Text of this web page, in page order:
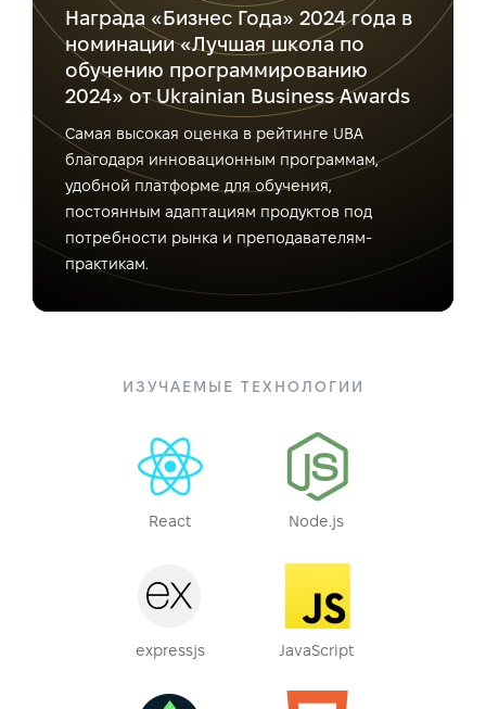
Награда «Бизнес Года» 2024 года в
номинации «Лучшая школа по
обучению программированию
2024» от Ukrainian Business Awards
Самая высокая оценка в рейтинге UBA
благодаря инновационным программам,
удобной платформе для обучения,
постоянным адаптациям продуктов под
потребности рынка и преподавателям-
практикам.
ИЗУЧАЕМЫЕ ТЕХНОЛОГИИ
React Node.js
expressjs JavaScript